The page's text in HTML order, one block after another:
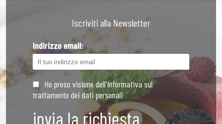
Iscriviti alla Newsletter
Indirizzo email:
Ho preso visione dell'Informativa sul
trattamento dei dati personali